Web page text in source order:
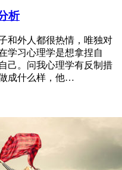
析
和外人都很热情，唯独对
学习心理学是想拿捏自
己。问我心理学有反制措
成什么样，他…